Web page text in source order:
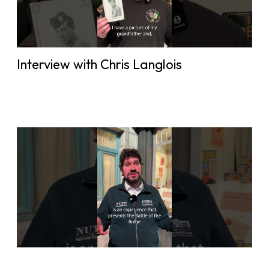
Interview with Chris Langlois